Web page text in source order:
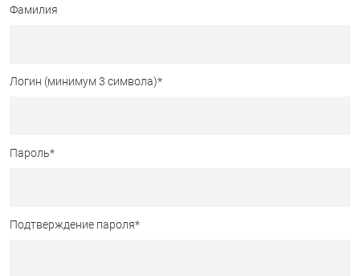
Фамилия
Логин (минимум 3 символа)*
Пароль*
Подтверждение пароля*